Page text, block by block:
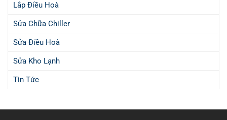
Lắp Điều Hoà
Sửa Chữa Chiller
Sửa Điều Hoà
Sửa Kho Lạnh
Tin Tức